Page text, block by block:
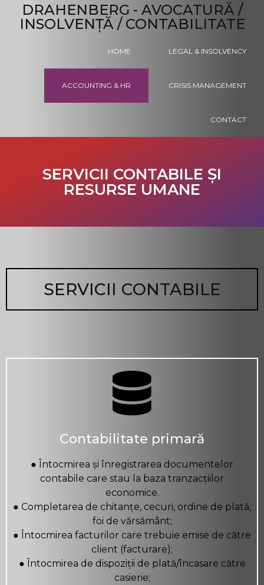
DRAHENBERG - AVOCATURĂ /
INSOLVENȚĂ / CONTABILITATE
HOME LEGAL & INSOLVENCY
ACCOUNTING & HR CRISIS MANAGEMENT
CONTACT
SERVICII CONTABILE ȘI
RESURSE UMANE
SERVICII CONTABILE
Contabilitate primară
● Întocmirea și înregistrarea documentelor
contabile care stau la baza tranzacțiilor
economice.
● Completarea de chitanțe, cecuri, ordine de plată,
foi de vărsământ;
● Întocmirea facturilor care trebuie emise de către
client (facturare);
● Întocmirea de dispoziții de plată/încasare către
casierie;